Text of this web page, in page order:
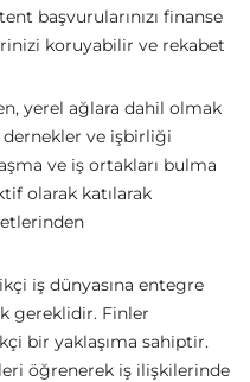
başvurularınızı finanse
koruyabilir ve rekabet
yerel ağlara dahil olmak
ve işbirliği
ve iş ortakları bulma
olarak katılarak
iş dünyasına entegre
gereklidir. Finler
bir yaklaşıma sahiptir.
öğrenerek iş ilişkilerinde